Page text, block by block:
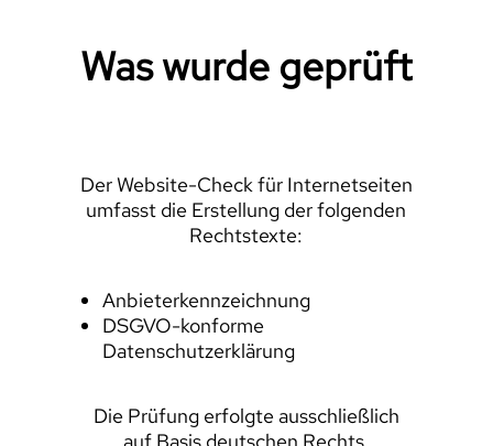
Was wurde geprüft
Der Website-Check für Internetseiten
umfasst die Erstellung der folgenden
Rechtstexte:
Anbieterkennzeichnung
DSGVO-konforme
Datenschutzerklärung
Die Prüfung erfolgte ausschließlich